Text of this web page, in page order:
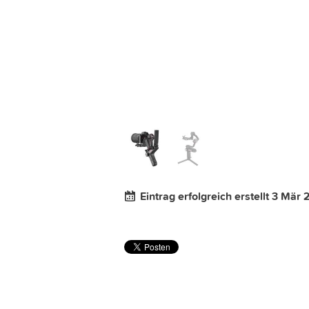
Eintrag erfolgreich erstellt 3 Mär